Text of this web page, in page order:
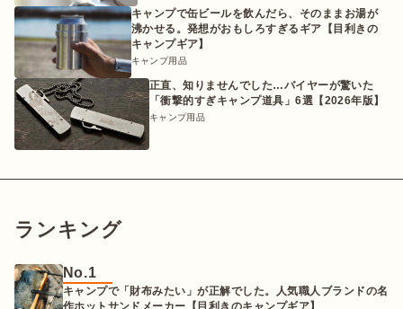
キャンプで缶ビールを飲んだら、そのままお湯が
沸かせる。発想がおもしろすぎるギア【目利きの
キャンプギア】
キャンプ用品
正直、知りませんでした…バイヤーが驚いた
「衝撃的すぎキャンプ道具」6選【2026年版】
キャンプ用品
ランキング
No.1
キャンプで「財布みたい」が正解でした。人気職人ブランドの名
作ホットサンドメーカー【目利きのキャンプギア】